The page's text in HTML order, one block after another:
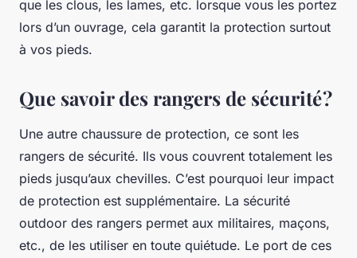
que les clous, les lames, etc. lorsque vous les portez
lors d’un ouvrage, cela garantit la protection surtout
à vos pieds.
Que savoir des rangers de sécurité ?
Une autre chaussure de protection, ce sont les
rangers de sécurité. Ils vous couvrent totalement les
pieds jusqu’aux chevilles. C’est pourquoi leur impact
de protection est supplémentaire. La sécurité
outdoor des rangers permet aux militaires, maçons,
etc., de les utiliser en toute quiétude. Le port de ces